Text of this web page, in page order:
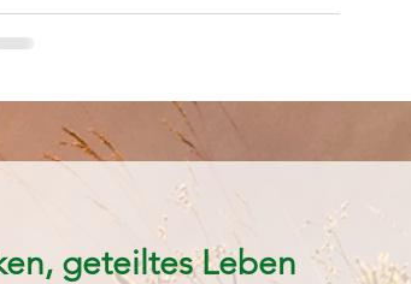
geteiltes Leben